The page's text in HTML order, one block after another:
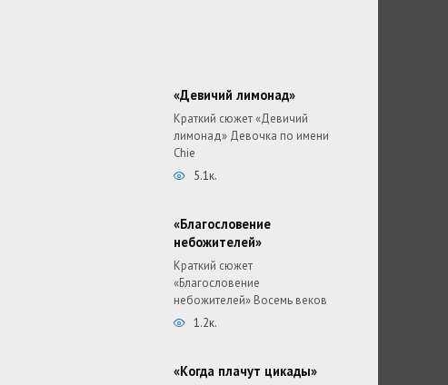
«Девичий лимонад»
Краткий сюжет «Девичий
лимонад» Девочка по имени
Chie
5.1к.
«Благословение
небожителей»
Краткий сюжет
«Благословение
небожителей» Восемь веков
1.2к.
«Когда плачут цикады»